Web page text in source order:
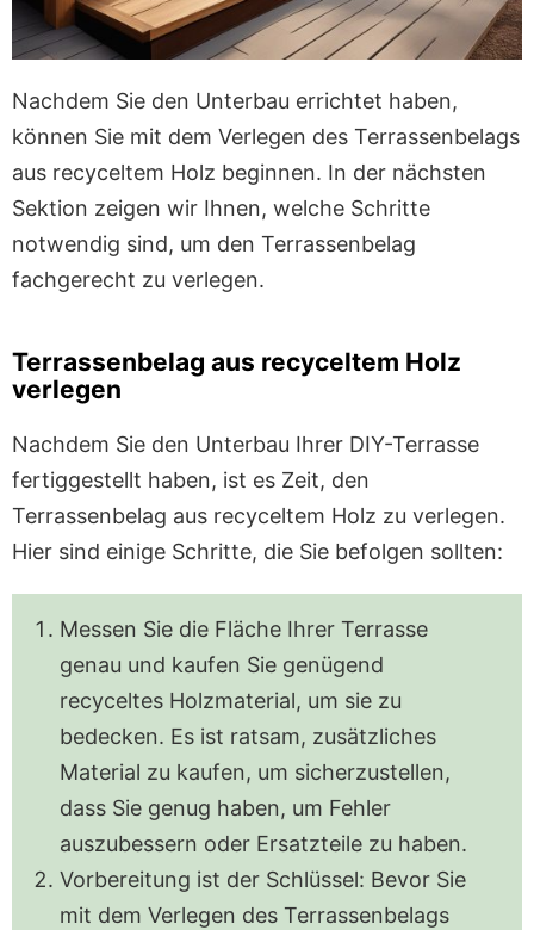
Nachdem Sie den Unterbau errichtet haben,
können Sie mit dem Verlegen des Terrassenbelags
aus recyceltem Holz beginnen. In der nächsten
Sektion zeigen wir Ihnen, welche Schritte
notwendig sind, um den Terrassenbelag
fachgerecht zu verlegen.
Terrassenbelag aus recyceltem Holz
verlegen
Nachdem Sie den Unterbau Ihrer DIY-Terrasse
fertiggestellt haben, ist es Zeit, den
Terrassenbelag aus recyceltem Holz zu verlegen.
Hier sind einige Schritte, die Sie befolgen sollten:
Messen Sie die Fläche Ihrer Terrasse
genau und kaufen Sie genügend
recyceltes Holzmaterial, um sie zu
bedecken. Es ist ratsam, zusätzliches
Material zu kaufen, um sicherzustellen,
dass Sie genug haben, um Fehler
auszubessern oder Ersatzteile zu haben.
Vorbereitung ist der Schlüssel: Bevor Sie
mit dem Verlegen des Terrassenbelags